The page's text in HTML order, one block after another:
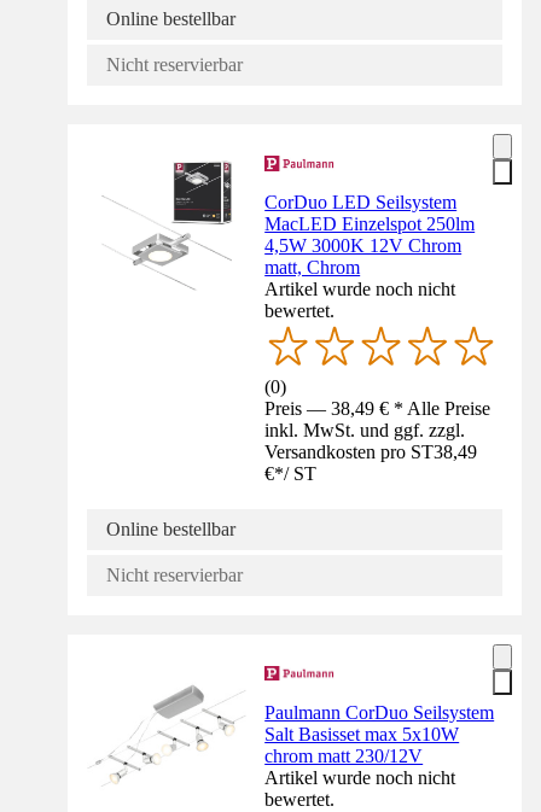
Online bestellbar
Nicht reservierbar
CorDuo LED Seilsystem
MacLED Einzelspot 250lm
4,5W 3000K 12V Chrom
matt, Chrom
Artikel wurde noch nicht
bewertet.
(0)
Preis — 38,49 € * Alle Preise
inkl. MwSt. und ggf. zzgl.
Versandkosten pro ST38,49
€*/ ST
Online bestellbar
Nicht reservierbar
Paulmann CorDuo Seilsystem
Salt Basisset max 5x10W
chrom matt 230/12V
Artikel wurde noch nicht
bewertet.